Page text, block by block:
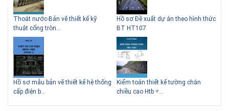
Thoát nước-Bản vẽ thiết kế kỹ
thuật cống tròn...
Hồ sơ mẫu bản vẽ thiết kế hệ thống
cấp điện b...
Hồ sơ Đề xuất dự án theo hình thức
BT HT107
Kiểm toán thiết kế tường chắn
chiều cao Htb =...